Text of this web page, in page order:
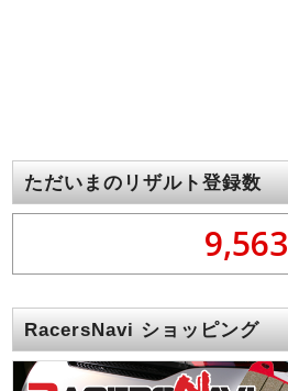
ただいまのリザルト登録数
9,563
RacersNavi ショッピング